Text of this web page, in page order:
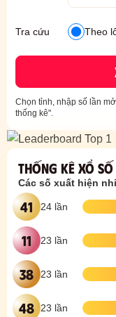
Tra cứu Theo
Chọn tỉnh, nhập số lần
thống kê".
Thống kê xổ số
Các số xuất hiện
41 24 lần
11 23 lần
38 23 lần
48 23 lần